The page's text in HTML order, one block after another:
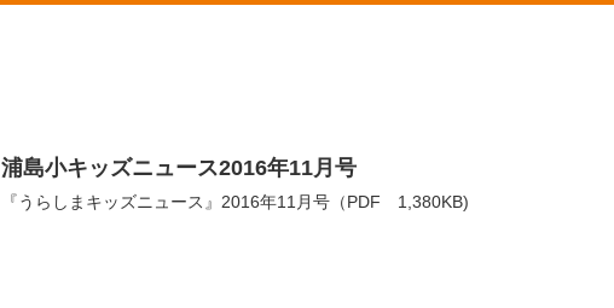
浦島小キッズニュース2016年11月号
『うらしまキッズニュース』2016年11月号（PDF 1,380KB)